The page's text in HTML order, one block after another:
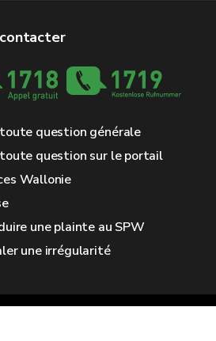
question générale
question sur le portail
Wallonie
une plainte au SPW
une irrégularité